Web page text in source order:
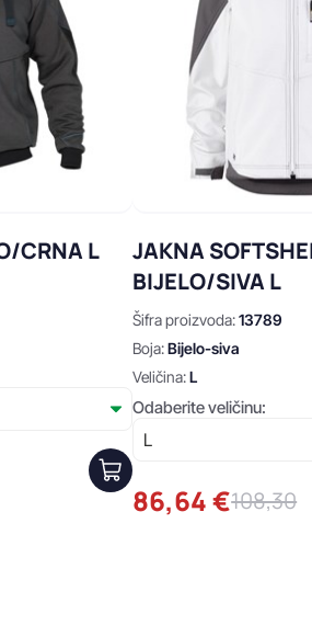
CRNA L
JAKNA
BIJELO/SIVA L
Šifra proizvoda:13789
Boja:Bijelo-siva
Veličina:L
Odaberite veličinu:
86,64 €108,30